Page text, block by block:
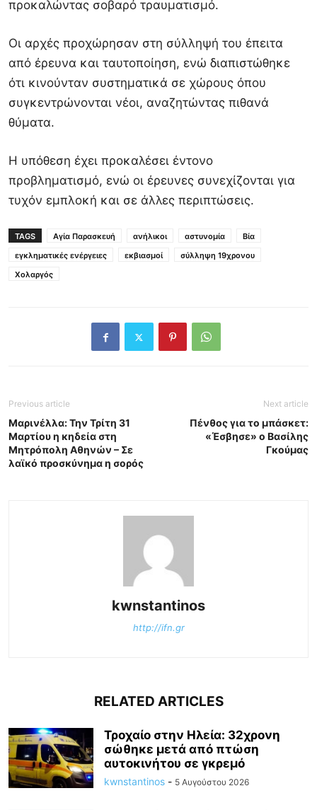
προκαλώντας σοβαρό τραυματισμό.
Οι αρχές προχώρησαν στη σύλληψή του έπειτα
από έρευνα και ταυτοποίηση, ενώ διαπιστώθηκε
ότι κινούνταν συστηματικά σε χώρους όπου
συγκεντρώνονται νέοι, αναζητώντας πιθανά
θύματα.
Η υπόθεση έχει προκαλέσει έντονο
προβληματισμό, ενώ οι έρευνες συνεχίζονται για
τυχόν εμπλοκή και σε άλλες περιπτώσεις.
TAGS Αγία Παρασκευή ανήλικοι αστυνομία
Βία
εγκληματικές ενέργειες
εκβιασμοί
σύλληψη 19χρονου
Χολαργός
Previous article
Μαρινέλλα: Την Τρίτη 31
Μαρτίου η κηδεία στη
Μητρόπολη Αθηνών – Σε
λαϊκό προσκύνημα η σορός
Next article
Πένθος για το μπάσκετ:
«Έσβησε» o Βασίλης
Γκούμας
kwnstantinos
http://ifn.gr
RELATED ARTICLES
Τροχαίο στην Ηλεία: 32χρονη
σώθηκε μετά από πτώση
αυτοκινήτου σε γκρεμό
kwnstantinos - 5 Αυγούστου 2026